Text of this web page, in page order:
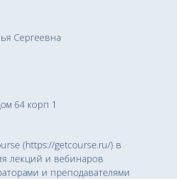
Сергеевна
64 корп 1
(https://getcourse.ru/) в
лекций и вебинаров
и преподавателями